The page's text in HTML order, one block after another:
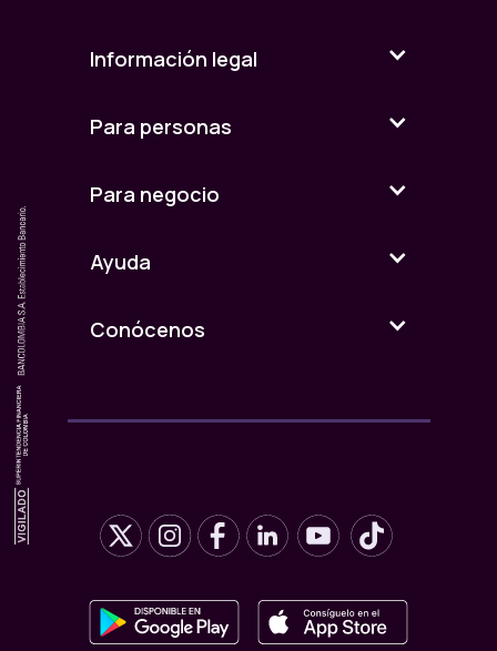
Información legal
Para personas
Para negocio
Ayuda
Conócenos